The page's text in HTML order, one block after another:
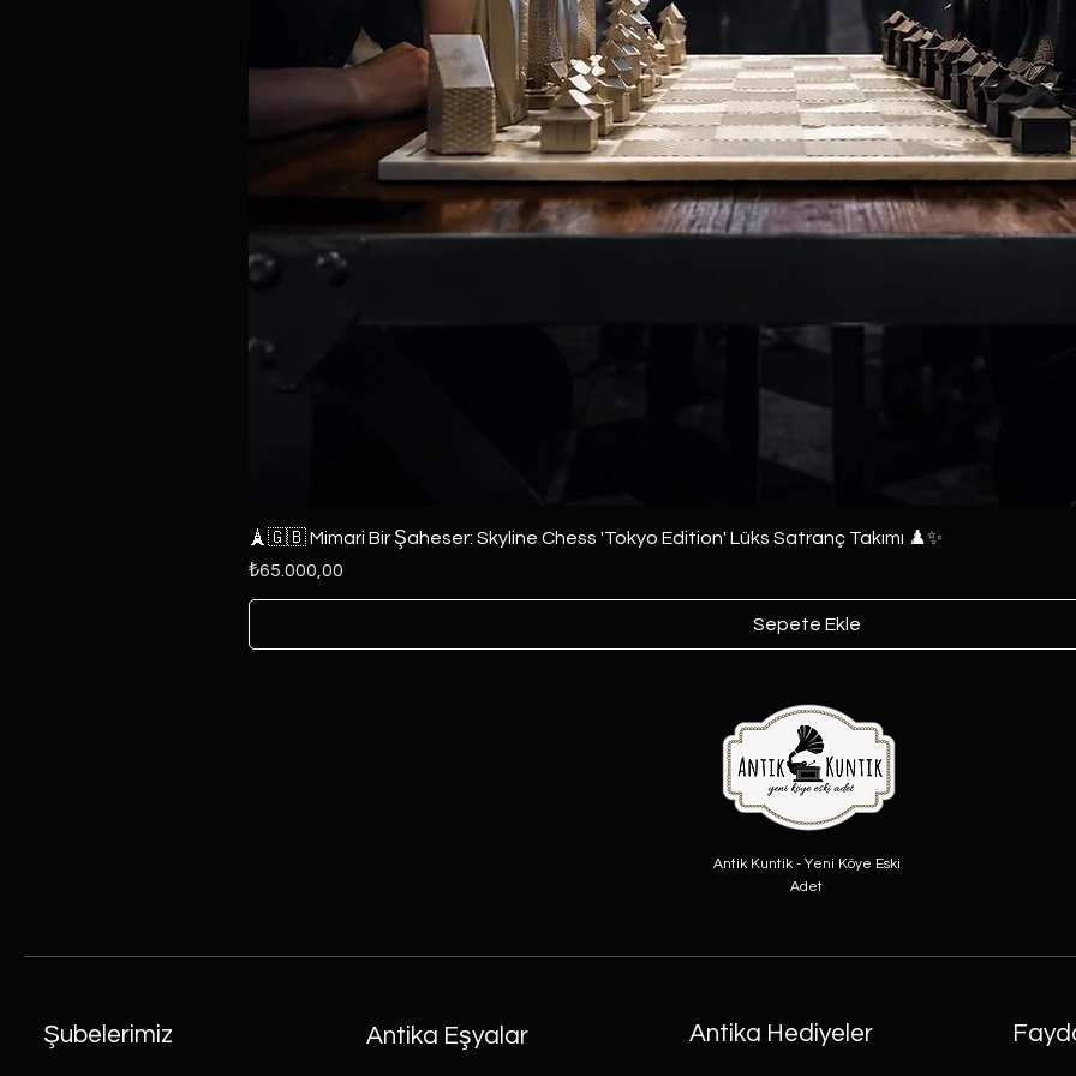
🗼🇬🇧 Mimari Bir Şaheser: Skyline Chess 'Tokyo Edition' Lüks Satranç Takımı ♟️✨
Fiyat
₺65.000,00
Sepete Ekle
Antik Kuntik - Yeni Köye Eski
Adet
Şubelerimiz Antika Eşyalar Antika Hediyeler